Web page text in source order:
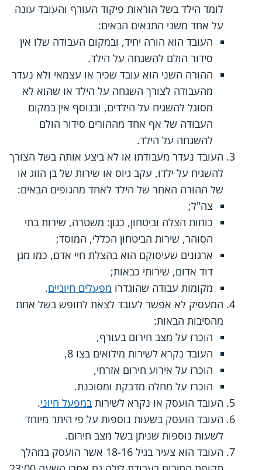
לומד הילד בשל הוראות פיקוד העורף והעובד עונה
על אחד משני התנאים הבאים:
העובד הוא הורה יחיד, ובמקום העבודה שלו אין
סידור הולם להשגחה על הילד.
ההורה השני הוא עובד שכיר או עצמאי ולא נעדר
מהעבודה לצורך השגחה על הילד או שהוא לא
מסוגל להשגיח על הילדים, ובנוסף אין במקום
העבודה של אף אחד מההורים סידור הולם
להשגחה על הילד.
העובד נעדר מעבודתו או לא ביצע אותה בשל הצורך
להשגיח על ילדו, עקב גיוס או שירות של בן הזוג או
של ההורה האחר של הילד לאחד מהגופים הבאים:
צה"ל;
כוחות הצלה וביטחון, כגון: משטרה, שירות בתי
הסוהר, שירות הביטחון הכללי, המוסד;
ארגונים שעיסוקם הוא בהצלת חיי אדם, כמו מגן
דוד אדום, שירותי כבאות;
מקומות עבודה שהוגדרו מפעלים חיוניים.
המעסיק לא אפשר לעובד לצאת לחופש בשל אחת
מהסיבות הבאות:
הוכרז על מצב חירום בעורף,
העובד נקרא לשירות מילואים בצו 8,
הוכרז על אירוע חירום אזרחי,
הוכרז על מחלה מדבקת ומסוכנת.
העובד הועסק או נקרא לשירות במפעל חיוני.
העובד הועסק בשעות נוספות על פי היתר מיוחד
לשעות נוספות שניתן בשל מצב חירום.
העובד הוא צעיר בגיל 18-16 אשר הועסק במהלך